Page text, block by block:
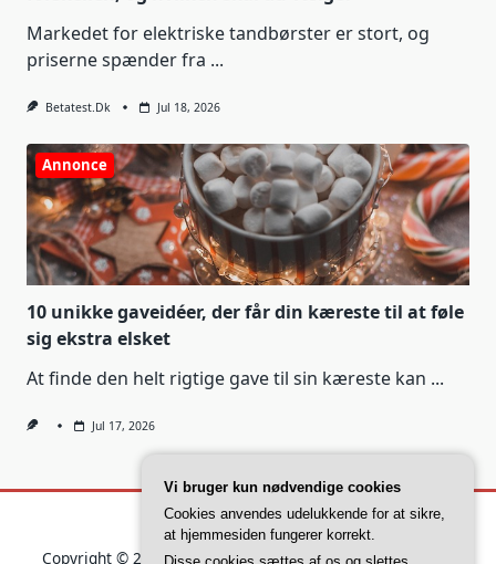
Markedet for elektriske tandbørster er stort, og
priserne spænder fra ...
Betatest.dk Jul 18, 2026
Annonce
10 unikke gaveidéer, der får din kæreste til at føle
sig ekstra elsket
At finde den helt rigtige gave til sin kæreste kan ...
Jul 17, 2026
Copyright © 2026Yuki Blogger ThemeDesigned By
Vi bruger kun nødvendige cookies
Cookies anvendes udelukkende for at sikre,
at hjemmesiden fungerer korrekt.